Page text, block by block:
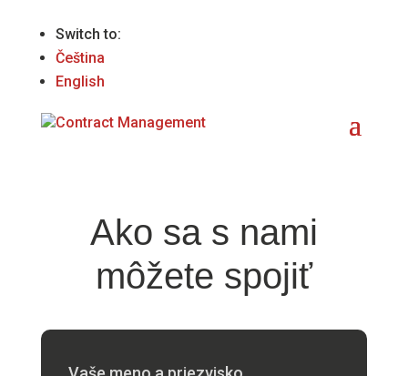
Switch to:
Čeština
English
Ako sa s nami
môžete spojiť